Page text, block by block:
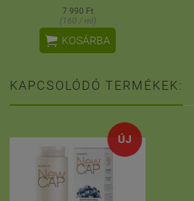
7 990 Ft
(160 / ml)
 KOSÁRBA
KAPCSOLÓDÓ TERMÉKEK:
ÚJ